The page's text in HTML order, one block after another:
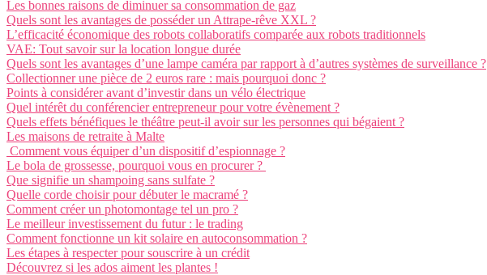
Les bonnes raisons de diminuer sa consommation de gaz
Quels sont les avantages de posséder un Attrape-rêve XXL ?
L’efficacité économique des robots collaboratifs comparée aux robots traditionnels
VAE: Tout savoir sur la location longue durée
Quels sont les avantages d’une lampe caméra par rapport à d’autres systèmes de surveillance ?
Collectionner une pièce de 2 euros rare : mais pourquoi donc ?
Points à considérer avant d’investir dans un vélo électrique
Quel intérêt du conférencier entrepreneur pour votre évènement ?
Quels effets bénéfiques le théâtre peut-il avoir sur les personnes qui bégaient ?
Les maisons de retraite à Malte
Comment vous équiper d’un dispositif d’espionnage ?
Le bola de grossesse, pourquoi vous en procurer ?
Que signifie un shampoing sans sulfate ?
Quelle corde choisir pour débuter le macramé ?
Comment créer un photomontage tel un pro ?
Le meilleur investissement du futur : le trading
Comment fonctionne un kit solaire en autoconsommation ?
Les étapes à respecter pour souscrire à un crédit
Découvrez si les ados aiment les plantes !